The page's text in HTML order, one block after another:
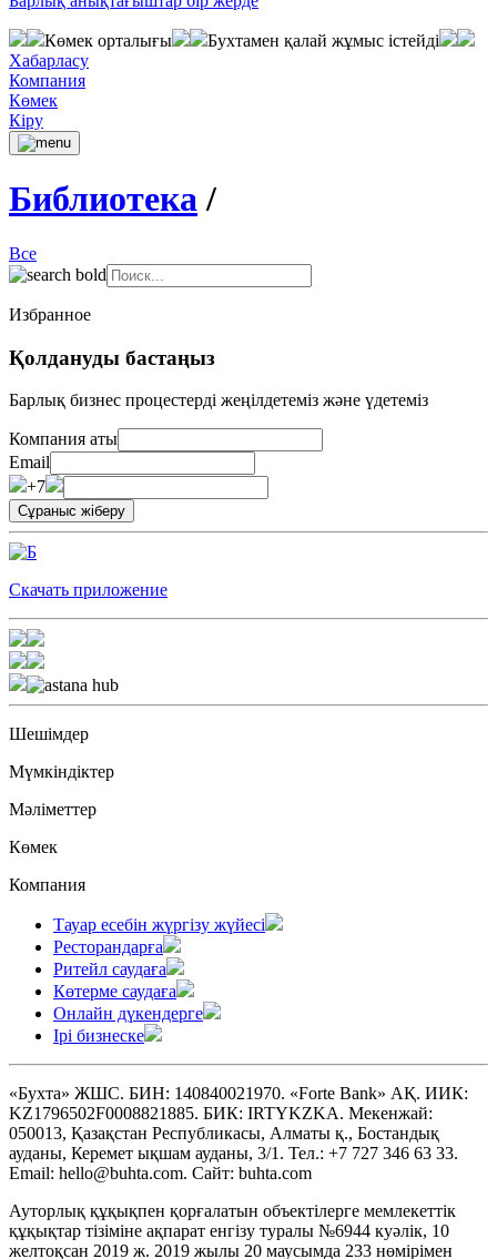
Көмек орталығы
Бухтамен қалай жұмыс істейді
Хабарласу
Компания
Көмек
Кіру
Библиотека/
Все
Избранное
Қолдануды бастаңыз
Барлық бизнес процестерді жеңілдетеміз және үдетеміз
Компания аты
Email
+7
Скачать приложение
Шешімдер
Мүмкіндіктер
Мәліметтер
Көмек
Компания
Тауар есебін жүргізу жүйесі
Ресторандарға
Ритейл саудаға
Көтерме саудаға
Онлайн дүкендерге
Ірі бизнеске
«Бухта» ЖШС. БИН: 140840021970. «Forte Bank» АҚ. ИИК:
KZ1796502F0008821885. БИК: IRTYKZKA. Мекенжай:
050013, Қазақстан Республикасы, Алматы қ., Бостандық
ауданы, Керемет ықшам ауданы, 3/1. Тел.: +7 727 346 63 33.
Email: hello@buhta.com. Сайт: buhta.com
Ауторлық құқықпен қорғалатын объектілерге мемлекеттік
құқықтар тізіміне ақпарат енгізу туралы №6944 куәлік, 10
желтоқсан 2019 ж. 2019 жылы 20 маусымда 233 нөмірімен